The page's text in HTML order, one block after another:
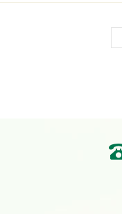
kontaktieren Sie uns